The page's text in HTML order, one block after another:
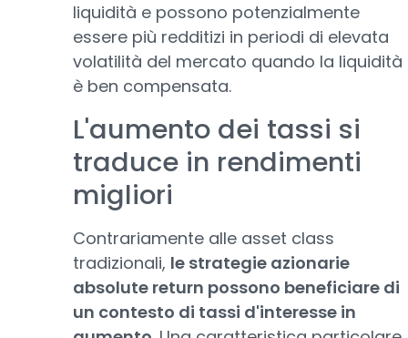
liquidità e possono potenzialmente
essere più redditizi in periodi di elevata
volatilità del mercato quando la liquidità
è ben compensata.
L'aumento dei tassi si
traduce in rendimenti
migliori
Contrariamente alle asset class
tradizionali, le strategie azionarie
absolute return possono beneficiare di
un contesto di tassi d'interesse in